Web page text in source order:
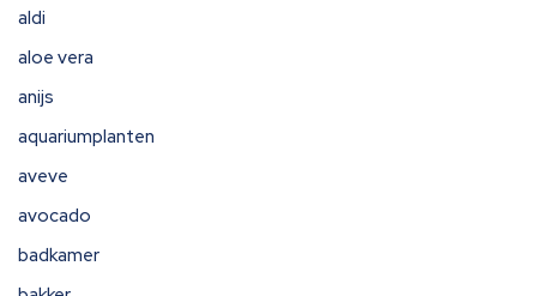
aldi
aloe vera
anijs
aquariumplanten
aveve
avocado
badkamer